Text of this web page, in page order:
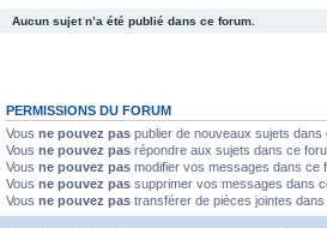
Aucun sujet n’a été publié dans ce forum.
PERMISSIONS DU FORUM
Vous ne pouvez pas publier de nouveaux sujets dans
Vous ne pouvez pas répondre aux sujets dans ce
Vous ne pouvez pas modifier vos messages dans ce
Vous ne pouvez pas supprimer vos messages dans
Vous ne pouvez pas transférer de pièces jointes